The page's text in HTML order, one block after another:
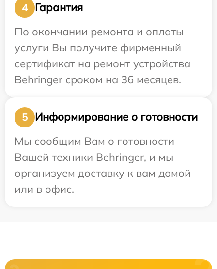
4
Гарантия
По окончании ремонта и оплаты
услуги Вы получите фирменный
сертификат на ремонт устройства
Behringer сроком на 36 месяцев.
5
Информирование о готовности
Мы сообщим Вам о готовности
Вашей техники Behringer, и мы
организуем доставку к вам домой
или в офис.